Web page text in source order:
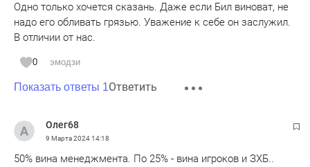
Одно только хочется сказань. Даже если Бил виноват, не
надо его обливать грязью. Уважение к себе он заслужил.
В отличии от нас.
0 эмодзи
Показать ответы 1Ответить
Олег68
9 Марта 202414:18
50% вина менеджмента. По 25% - вина игроков и ЗХБ..